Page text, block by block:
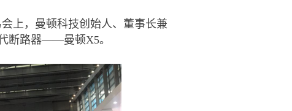
上，曼顿科技创始人、董事长兼
断路器——曼顿X5。